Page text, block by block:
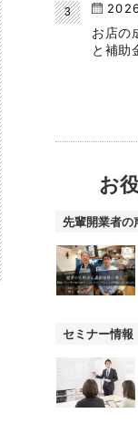
お店の
と補助
お
先輩開業者の
セミナー情報